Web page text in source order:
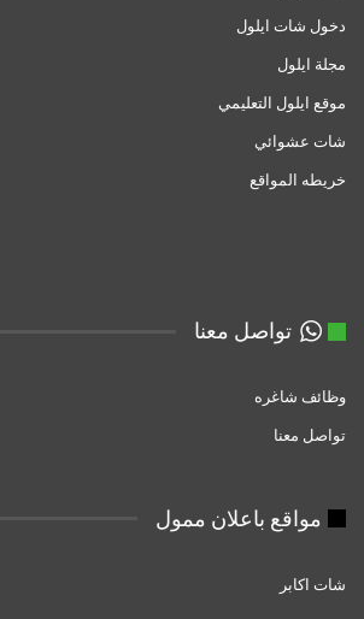
دخول شات ايلول
مجلة ايلول
موقع ايلول التعليمي
شات عشوائي
خريطه المواقع
تواصل معنا
وظائف شاغره
تواصل معنا
مواقع باعلان ممول
شات اكابر